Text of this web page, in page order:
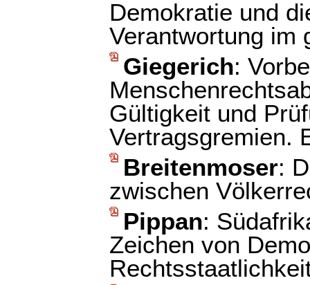
Demokratie und
Verantwortung im
Giegerich:
Gültigkeit und
Vertragsgremien.
Breitenmoser:
zwischen
Pippan:
Zeichen von